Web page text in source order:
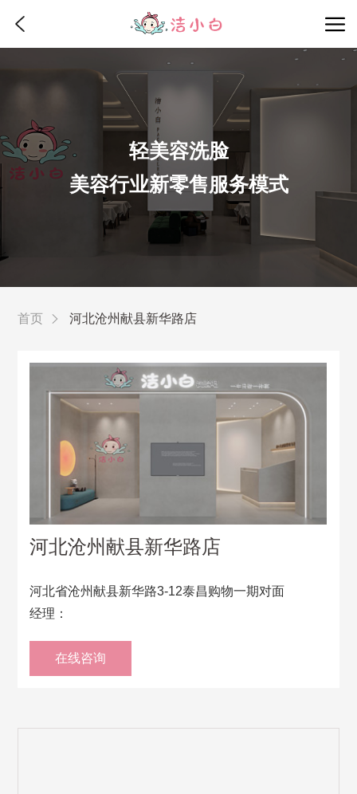
轻美容洗脸
美容行业新零售服务模式
首页 河北沧州献县新华路店
河北沧州献县新华路店
河北省沧州献县新华路3-12泰昌购物一期对面
经理：
在线咨询